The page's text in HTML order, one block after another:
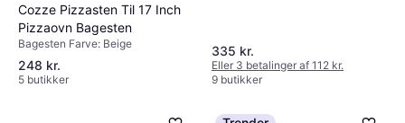
Cozze Pizzasten Til 17 Inch
Pizzaovn Bagesten
Bagesten Farve: Beige
248 kr.
5 butikker
335 kr.
Eller 3 betalinger af 112 kr.
9 butikker